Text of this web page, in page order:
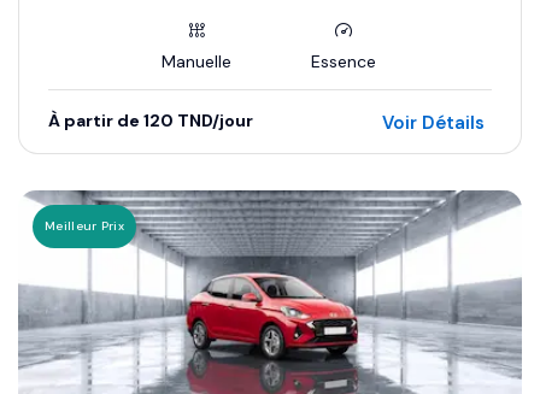
Manuelle Essence
À partir de 120 TND/jour Voir Détails
Meilleur Prix